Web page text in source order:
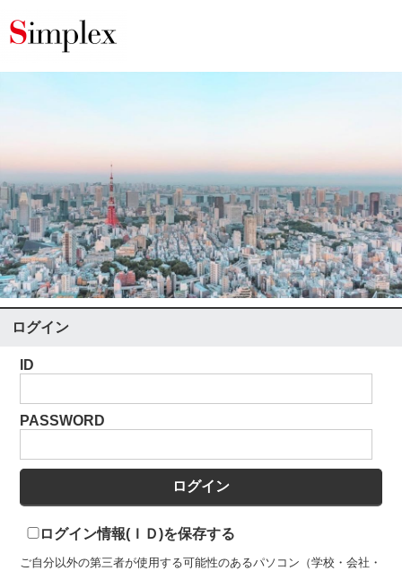
ログイン
ID
PASSWORD
ログイン情報(ＩＤ)を保存する
ご自分以外の第三者が使用する可能性のあるパソコン（学校・会社・